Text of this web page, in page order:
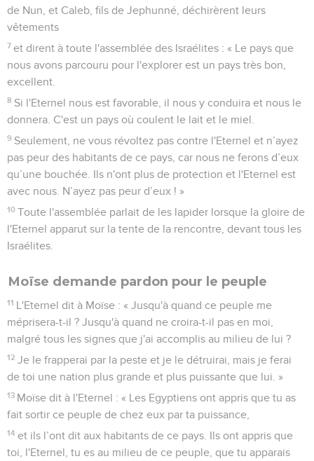
de Nun, et Caleb, fils de Jephunné, déchirèrent leurs
vêtements
7 et dirent à toute l'assemblée des Israélites : « Le pays que
nous avons parcouru pour l'explorer est un pays très bon,
excellent.
8 Si l'Eternel nous est favorable, il nous y conduira et nous le
donnera. C'est un pays où coulent le lait et le miel.
9 Seulement, ne vous révoltez pas contre l'Eternel et n’ayez
pas peur des habitants de ce pays, car nous ne ferons d’eux
qu’une bouchée. Ils n'ont plus de protection et l'Eternel est
avec nous. N’ayez pas peur d’eux ! »
10 Toute l'assemblée parlait de les lapider lorsque la gloire de
l'Eternel apparut sur la tente de la rencontre, devant tous les
Israélites.
Moïse demande pardon pour le peuple
11 L'Eternel dit à Moïse : « Jusqu'à quand ce peuple me
méprisera-t-il ? Jusqu'à quand ne croira-t-il pas en moi,
malgré tous les signes que j'ai accomplis au milieu de lui ?
12 Je le frapperai par la peste et je le détruirai, mais je ferai
de toi une nation plus grande et plus puissante que lui. »
13 Moïse dit à l'Eternel : « Les Egyptiens ont appris que tu as
fait sortir ce peuple de chez eux par ta puissance,
14 et ils l’ont dit aux habitants de ce pays. Ils ont appris que
toi, l'Eternel, tu es au milieu de ce peuple, que tu apparais